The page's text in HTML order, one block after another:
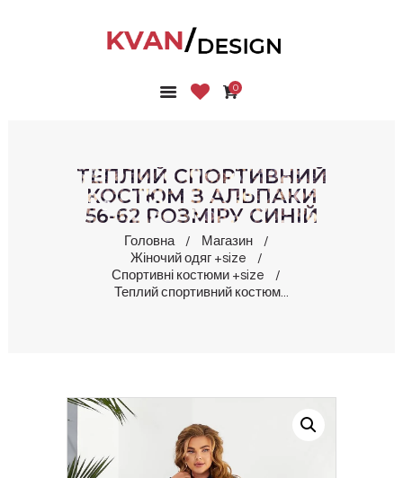
0
ТЕПЛИЙ СПОРТИВНИЙ
КОСТЮМ З АЛЬПАКИ
56-62 РОЗМІРУ СИНІЙ
Головна
Магазин
Жіночий одяг +size
Спортивні костюми +size
Теплий спортивний костюм...
ГОЛОВНА
ПРО НАС
БЛОГ
КОНТАКТИ
КАБІНЕТ